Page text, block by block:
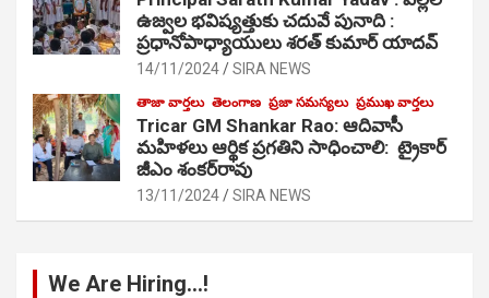
ఉజ్వల భవిష్యత్తుకు చదువే పునాది :
ప్రధానోపాధ్యాయులు శరత్ కుమార్ యాదవ్
14/11/2024 SIRA NEWS
తాజా వార్తలు తెలంగాణ ప్రజా సమస్యలు ప్రముఖ వార్తలు
Tricar GM Shankar Rao: ఆదివాసీ
మహిళలు ఆర్థిక ప్రగతిని సాధించాలి: ట్రైకార్
జీఎం శంకర్‌రావు
13/11/2024 SIRA NEWS
We Are Hiring…!